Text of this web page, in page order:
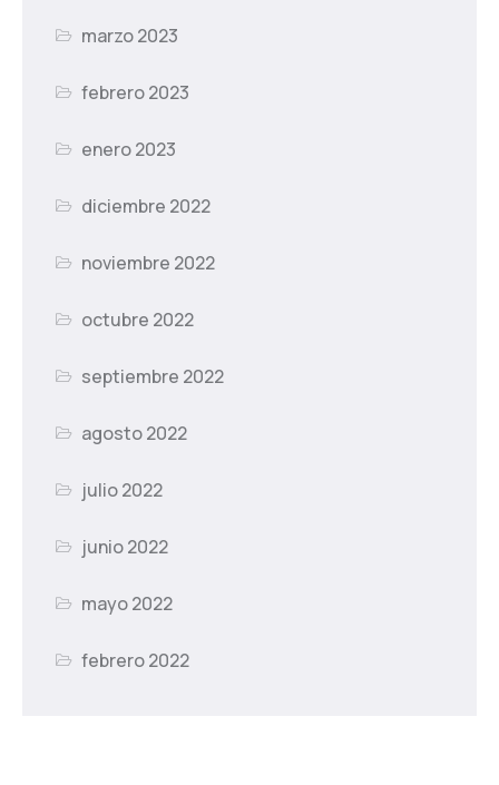
marzo 2023
febrero 2023
enero 2023
diciembre 2022
noviembre 2022
octubre 2022
septiembre 2022
agosto 2022
julio 2022
junio 2022
mayo 2022
febrero 2022